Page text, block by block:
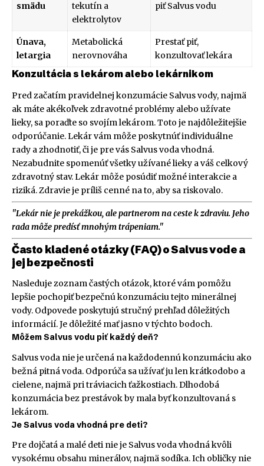
smädu
tekutín a
elektrolytov
piť Salvus vodu
Únava,
letargia
Metabolická
nerovnováha
Prestať piť,
konzultovať lekára
Konzultácia s lekárom alebo lekárnikom
Pred začatím pravidelnej konzumácie Salvus vody, najmä
ak máte akékoľvek zdravotné problémy alebo užívate
lieky, sa poraďte so svojím lekárom. Toto je najdôležitejšie
odporúčanie. Lekár vám môže poskytnúť individuálne
rady a zhodnotiť, či je pre vás Salvus voda vhodná.
Nezabudnite spomenúť všetky užívané lieky a váš celkový
zdravotný stav. Lekár môže posúdiť možné interakcie a
riziká. Zdravie je príliš cenné na to, aby sa riskovalo.
"Lekár nie je prekážkou, ale partnerom na ceste k zdraviu. Jeho
rada môže predísť mnohým trápeniam."
Často kladené otázky (FAQ) o Salvus vode a
jej bezpečnosti
Nasleduje zoznam častých otázok, ktoré vám pomôžu
lepšie pochopiť bezpečnú konzumáciu tejto minerálnej
vody. Odpovede poskytujú stručný prehľad dôležitých
informácií. Je dôležité mať jasno v týchto bodoch.
Môžem Salvus vodu piť každý deň?
Salvus voda nie je určená na každodennú konzumáciu ako
bežná pitná voda. Odporúča sa užívať ju len krátkodobo a
cielene, najmä pri tráviacich ťažkostiach. Dlhodobá
konzumácia bez prestávok by mala byť konzultovaná s
lekárom.
Je Salvus voda vhodná pre deti?
Pre dojčatá a malé deti nie je Salvus voda vhodná kvôli
vysokému obsahu minerálov, najmä sodíka. Ich obličky nie